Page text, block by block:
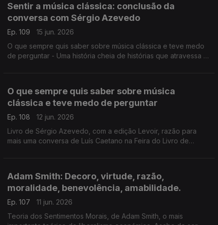
Sentir a música clássica: conclusão da
conversa com Sérgio Azevedo
Ep. 109
15 jun. 2026
O que sempre quis saber sobre música clássica e teve medo
de perguntar - Uma história cheia de histórias que atravessa a
O que sempre quis saber sobre música
clássica e teve medo de perguntar
Ep. 108
12 jun. 2026
Livro de Sérgio Azevedo, com a edição Levoir, razão para
mais uma conversa de Luís Caetano na Feira do Livro de
Adam Smith: Decoro, virtude, razão,
moralidade, benevolência, amabilidade.
Ep. 107
11 jun. 2026
Teoria dos Sentimentos Morais, de Adam Smith, o mais